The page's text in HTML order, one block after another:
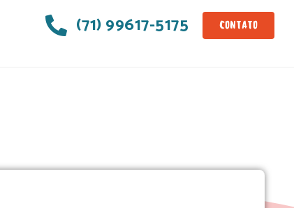
(71) 99617-5175 CONTATO